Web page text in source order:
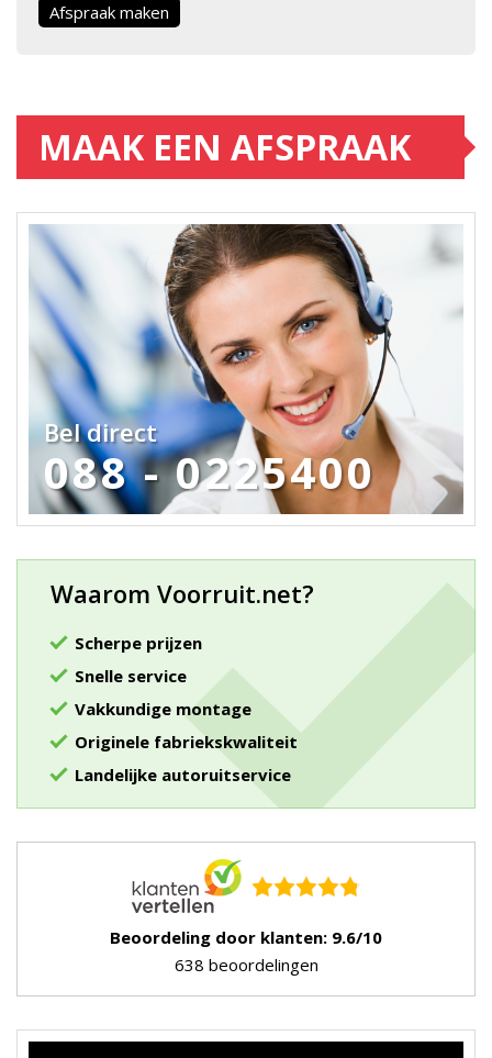
Afspraak maken
MAAK EEN AFSPRAAK
Bel direct
088 - 0225400
Waarom Voorruit.net?
Scherpe prijzen
Snelle service
Vakkundige montage
Originele fabriekskwaliteit
Landelijke autoruitservice
Beoordeling door klanten: 9.6/10
638 beoordelingen